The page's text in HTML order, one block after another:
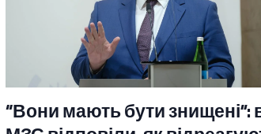
“Вони мають бути знищені”: